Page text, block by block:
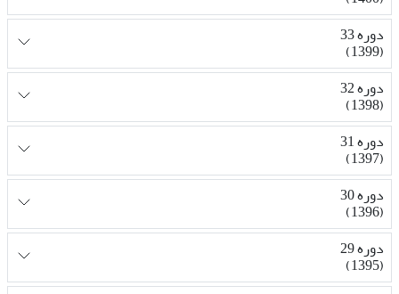
دوره 33
(1399)
دوره 32
(1398)
دوره 31
(1397)
دوره 30
(1396)
دوره 29
(1395)